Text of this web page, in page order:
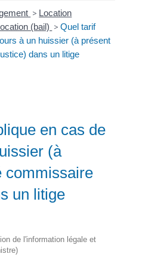
> Location
(bail) > Quel tarif
à un huissier (à présent
dans un litige
en cas de
(à
commissaire
un litige
de l'information légale et